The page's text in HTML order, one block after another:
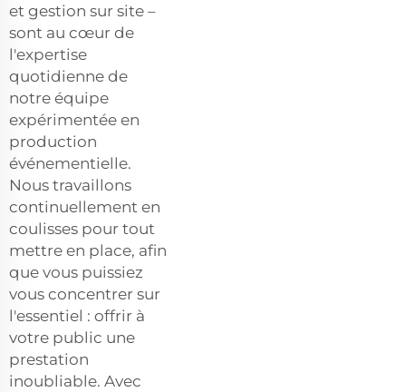
et gestion sur site –
sont au cœur de
l'expertise
quotidienne de
notre équipe
expérimentée en
production
événementielle.
Nous travaillons
continuellement en
coulisses pour tout
mettre en place, afin
que vous puissiez
vous concentrer sur
l'essentiel : offrir à
votre public une
prestation
inoubliable. Avec